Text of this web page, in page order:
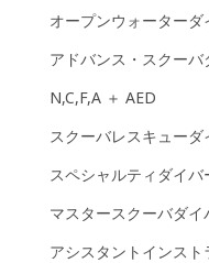
オープンウォーターダ
アドバンス・スクーバ
N,C,F,A ＋ AED
スクーバレスキューダ
スペシャルティダイバ
マスタースクーバダイ
アシスタントインスト